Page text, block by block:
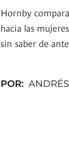
Hornby
hacia las
sin saber de
POR: